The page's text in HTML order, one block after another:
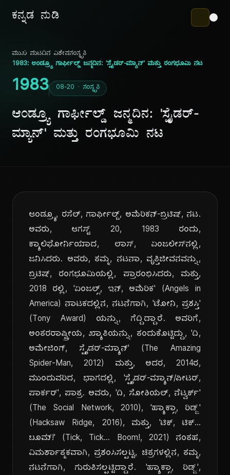
ಕನ್ನಡ ನುಡಿ
ಮುಖ ಪುಟದಿನ ವಿಶೇಷಸಂಸ್ಕೃತಿ
1983: ಆಂಡ್ರ್ಯೂ ಗಾರ್ಫೀಲ್ಡ್ ಜನ್ಮದಿನ: 'ಸ್ಪೈಡರ್-ಮ್ಯಾನ್' ಮತ್ತು ರಂಗಭೂಮಿ ನಟ
1983 08-20 · ಸಂಸ್ಕೃತಿ
ಆಂಡ್ರ್ಯೂ ಗಾರ್ಫೀಲ್ಡ್ ಜನ್ಮದಿನ: 'ಸ್ಪೈಡರ್-
ಮ್ಯಾನ್' ಮತ್ತು ರಂಗಭೂಮಿ ನಟ
ಆಂಡ್ರ್ಯೂ, ರಸೆಲ್, ಗಾರ್ಫೀಲ್ಡ್, ಅಮೆರಿಕನ್-ಬ್ರಿಟಿಷ್, ನಟ.
ಅವರು, ಆಗಸ್ಟ್ 20, 1983 ರಂದು,
ಕ್ಯಾಲಿಫೋರ್ನಿಯಾದ, ಲಾಸ್, ಏಂಜಲೀಸ್‌ನಲ್ಲಿ,
ಜನಿಸಿದರು. ಅವರು, ತಮ್ಮ, ನಟನಾ, ವೃತ್ತಿಜೀವನವನ್ನು,
ಬ್ರಿಟಿಷ್, ರಂಗಭೂಮಿಯಲ್ಲಿ, ಪ್ರಾರಂಭಿಸಿದರು, ಮತ್ತು,
2018 ರಲ್ಲಿ, 'ಏಂಜಲ್ಸ್, ಇನ್, ಅಮೆರಿಕ' (Angels in
America) ನಾಟಕದಲ್ಲಿನ, ನಟನೆಗಾಗಿ, 'ಟೋನಿ, ಪ್ರಶಸ್ತಿ'
(Tony Award) ಯನ್ನು, ಗೆದ್ದಿದ್ದಾರೆ. ಅವರಿಗೆ,
ಅಂತರರಾಷ್ಟ್ರೀಯ, ಖ್ಯಾತಿಯನ್ನು, ತಂದುಕೊಟ್ಟಿದ್ದು, 'ದಿ,
ಅಮೇಜಿಂಗ್, ಸ್ಪೈಡರ್-ಮ್ಯಾನ್' (The Amazing
Spider-Man, 2012) ಮತ್ತು, ಅದರ, 2014ರ,
ಮುಂದುವರಿದ, ಭಾಗದಲ್ಲಿ, 'ಸ್ಪೈಡರ್-ಮ್ಯಾನ್/ಪೀಟರ್,
ಪಾರ್ಕರ್', ಪಾತ್ರ. ಅವರು, 'ದಿ, ಸೋಶಿಯಲ್, ನೆಟ್ವರ್ಕ್'
(The Social Network, 2010), 'ಹ್ಯಾಕ್ಸಾ, ರಿಡ್ಜ್'
(Hacksaw Ridge, 2016), ಮತ್ತು, 'ಟಿಕ್, ಟಿಕ್...
ಬೂಮ್!' (Tick, Tick... Boom!, 2021) ನಂತಹ,
ವಿಮರ್ಶಾತ್ಮಕವಾಗಿ, ಪ್ರಶಂಸಿಸಲ್ಪಟ್ಟ, ಚಿತ್ರಗಳಲ್ಲಿನ, ತಮ್ಮ,
ನಟನೆಗಾಗಿ, ಗುರುತಿಸಲ್ಪಟ್ಟಿದ್ದಾರೆ. 'ಹ್ಯಾಕ್ಸಾ, ರಿಡ್ಜ್',